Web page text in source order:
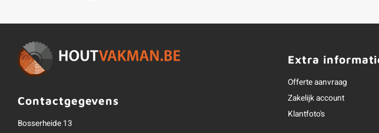
Contactgegevens
Bosserheide 13
Extra
Offerte aanvraag
Zakelijk account
Klantfoto's